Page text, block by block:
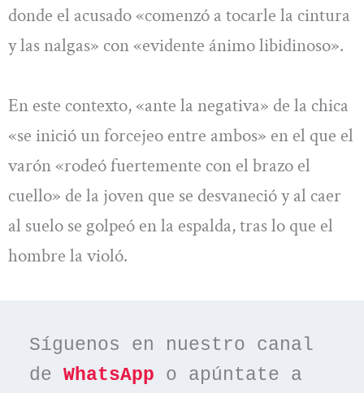
donde el acusado «comenzó a tocarle la cintura
y las nalgas» con «evidente ánimo libidinoso».
En este contexto, «ante la negativa» de la chica
«se inició un forcejeo entre ambos» en el que el
varón «rodeó fuertemente con el brazo el
cuello» de la joven que se desvaneció y al caer
al suelo se golpeó en la espalda, tras lo que el
hombre la violó.
Síguenos en nuestro canal
de WhatsApp o apúntate a